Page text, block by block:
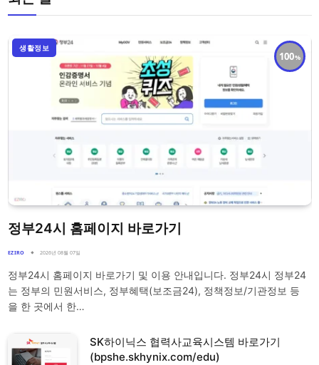
100
생활정보
정부24시 홈페이지 바로가기
EZIRO 2026년 08월 07일
정부24시 홈페이지 바로가기 및 이용 안내입니다. 정부24시 정부24
는 정부의 민원서비스, 정부혜택(보조금24), 정책정보/기관정보 등
을 한 곳에서 한…
SK하이닉스 협력사교육시스템 바로가기
(bpshe.skhynix.com/edu)